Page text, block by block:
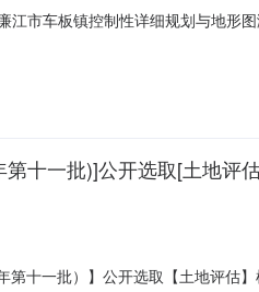
市车板镇控制性详细规划与地形
廉江市建设大道24号联系方式：
十一批)]公开选取[土地评
十一批）】公开选取【土地评估